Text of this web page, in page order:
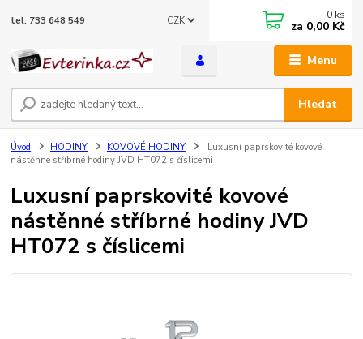
Menu
CZK
Hledat
tel. 733 648 549 0 ks
za 0,00 Kč
Úvod HODINY KOVOVÉ HODINY
Luxusní paprskovité kovové
nástěnné stříbrné hodiny JVD HT072 s číslicemi
Luxusní paprskovité kovové
nástěnné stříbrné hodiny JVD
HT072 s číslicemi